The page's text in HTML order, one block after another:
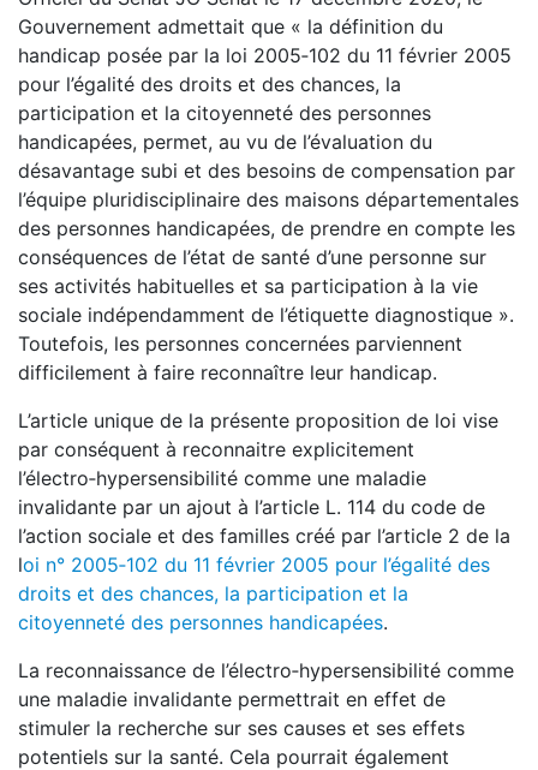
Gouvernement admettait que « la définition du
handicap posée par la loi 2005‑102 du 11 février 2005
pour l’égalité des droits et des chances, la
participation et la citoyenneté des personnes
handicapées, permet, au vu de l’évaluation du
désavantage subi et des besoins de compensation par
l’équipe pluridisciplinaire des maisons départementales
des personnes handicapées, de prendre en compte les
conséquences de l’état de santé d’une personne sur
ses activités habituelles et sa participation à la vie
sociale indépendamment de l’étiquette diagnostique ».
Toutefois, les personnes concernées parviennent
difficilement à faire reconnaître leur handicap.
L’article unique de la présente proposition de loi vise
par conséquent à reconnaitre explicitement
l’électro‑hypersensibilité comme une maladie
invalidante par un ajout à l’article L. 114 du code de
l’action sociale et des familles créé par l’article 2 de la
loi n° 2005‑102 du 11 février 2005 pour l’égalité des
droits et des chances, la participation et la
citoyenneté des personnes handicapées.
La reconnaissance de l’électro‑hypersensibilité comme
une maladie invalidante permettrait en effet de
stimuler la recherche sur ses causes et ses effets
potentiels sur la santé. Cela pourrait également